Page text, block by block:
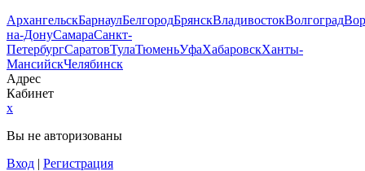
АрхангельскБарнаулБелгородБрянскВладивостокВолгоград
на-ДонуСамараСанкт-
ПетербургСаратовТулаТюменьУфаХабаровскХанты-
МансийскЧелябинск
Адрес
Кабинет
x
Вы не авторизованы
Вход | Регистрация